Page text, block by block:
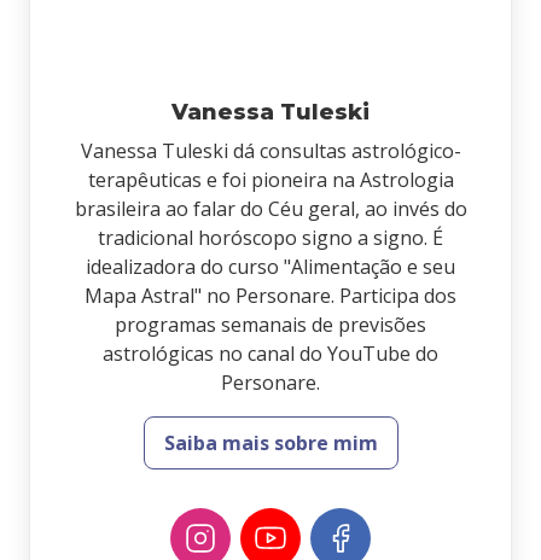
Vanessa Tuleski
Vanessa Tuleski dá consultas astrológico-
terapêuticas e foi pioneira na Astrologia
brasileira ao falar do Céu geral, ao invés do
tradicional horóscopo signo a signo. É
idealizadora do curso "Alimentação e seu
Mapa Astral" no Personare. Participa dos
programas semanais de previsões
astrológicas no canal do YouTube do
Personare.
Saiba mais sobre mim